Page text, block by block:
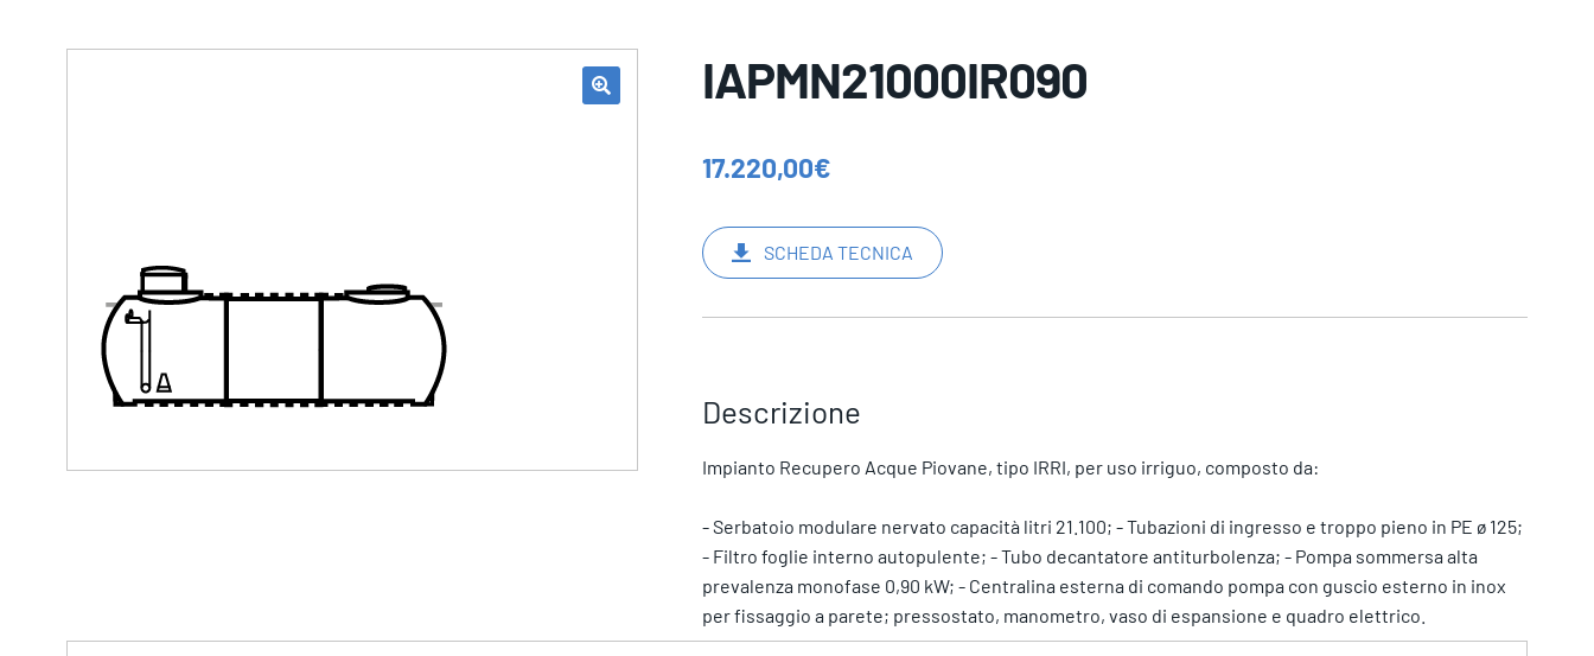
IAPMN21000IR090
17.220,00€
SCHEDA TECNICA
Descrizione
Impianto Recupero Acque Piovane, tipo IRRI, per uso irriguo, composto da:
- Serbatoio modulare nervato capacità litri 21.100; - Tubazioni di ingresso e troppo pieno in PE ø 125;
- Filtro foglie interno autopulente; - Tubo decantatore antiturbolenza; - Pompa sommersa alta
prevalenza monofase 0,90 kW; - Centralina esterna di comando pompa con guscio esterno in inox
per fissaggio a parete; pressostato, manometro, vaso di espansione e quadro elettrico.